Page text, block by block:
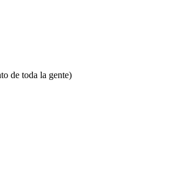
de toda la gente)